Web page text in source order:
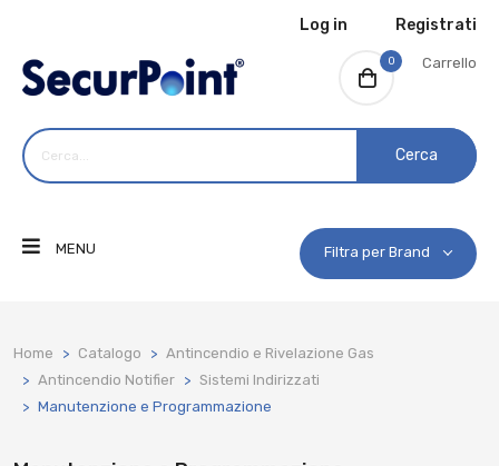
Log in Registrati
0 Carrello
Cerca
MENU Filtra per Brand
Home Catalogo
Antincendio e Rivelazione Gas
Antincendio Notifier
Sistemi Indirizzati
Manutenzione e Programmazione